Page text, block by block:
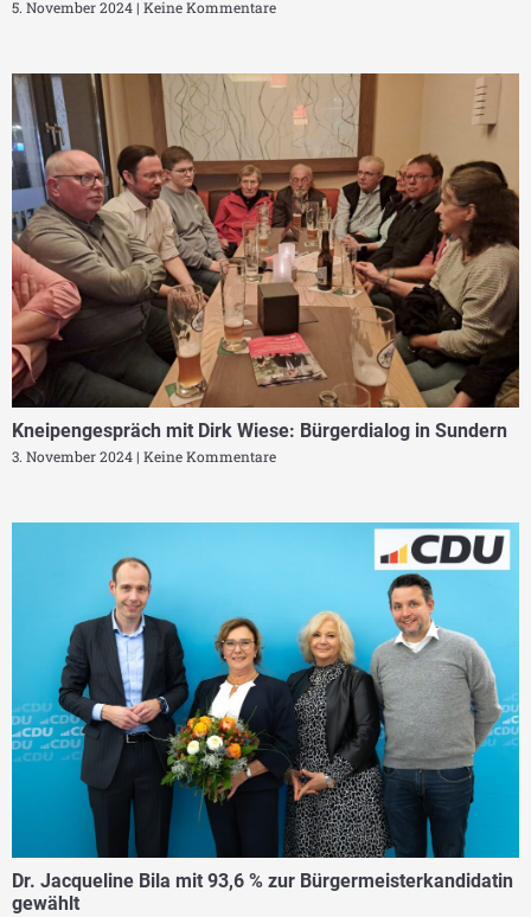
5. November 2024 Keine Kommentare
Kneipengespräch mit Dirk Wiese: Bürgerdialog in Sundern
3. November 2024 Keine Kommentare
Dr. Jacqueline Bila mit 93,6 % zur Bürgermeisterkandidatin
gewählt